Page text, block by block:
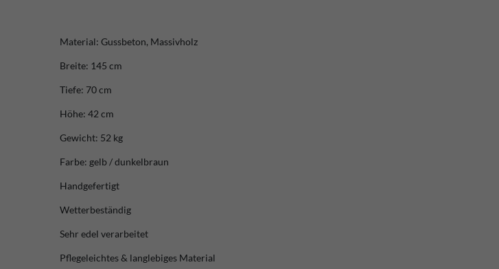
Material: Gussbeton, Massivholz
Breite: 145 cm
Tiefe: 70 cm
Höhe: 42 cm
Gewicht: 52 kg
Farbe: gelb / dunkelbraun
Handgefertigt
Wetterbeständig
Sehr edel verarbeitet
Pflegeleichtes & langlebiges Material